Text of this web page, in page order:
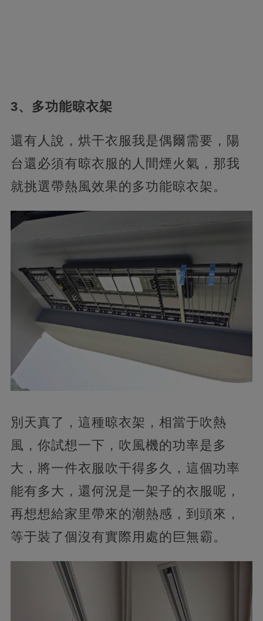
3、多功能晾衣架
還有人說，烘干衣服我是偶爾需要，陽
台還必須有晾衣服的人間煙火氣，那我
就挑選帶熱風效果的多功能晾衣架。
別天真了，這種晾衣架，相當于吹熱
風，你試想一下，吹風機的功率是多
大，將一件衣服吹干得多久，這個功率
能有多大，還何況是一架子的衣服呢，
再想想給家里帶來的潮熱感，到頭來，
等于裝了個沒有實際用處的巨無霸。